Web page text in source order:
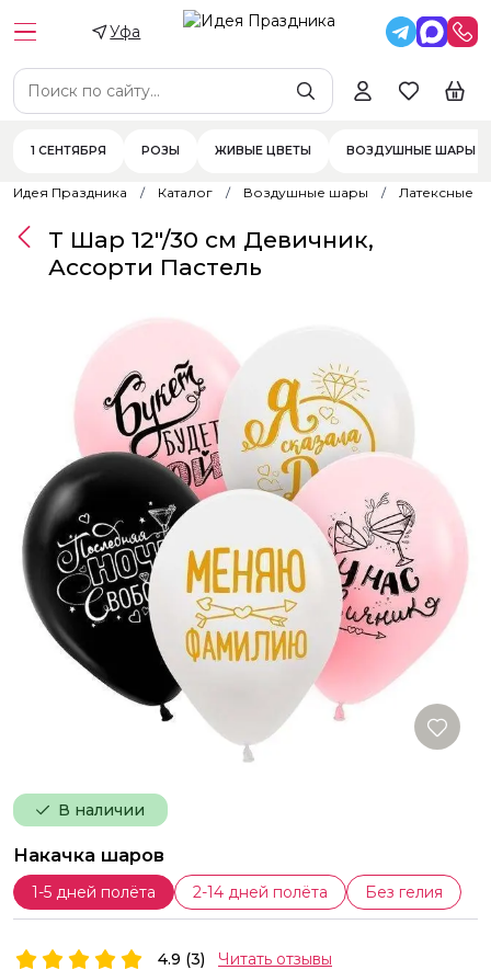
Уфа
1 СЕНТЯБРЯ РОЗЫ ЖИВЫЕ ЦВЕТЫ ВОЗДУШНЫЕ ШАРЫ
Идея Праздника Каталог Воздушные шары Латексные
В наличии
Накачка шаров
1-5 дней полёта 2-14 дней полёта Без гелия
Т Шар 12"/30 см Девичник,
Ассорти Пастель
4.9 (3) Читать отзывы